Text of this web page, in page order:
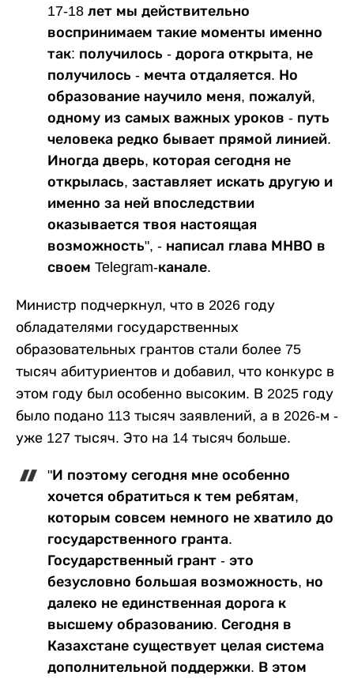
17-18 лет мы действительно
воспринимаем такие моменты именно
так: получилось - дорога открыта, не
получилось - мечта отдаляется. Но
образование научило меня, пожалуй,
одному из самых важных уроков - путь
человека редко бывает прямой линией.
Иногда дверь, которая сегодня не
открылась, заставляет искать другую и
именно за ней впоследствии
оказывается твоя настоящая
возможность", - написал глава МНВО в
своем Telegram-канале.
Министр подчеркнул, что в 2026 году
обладателями государственных
образовательных грантов стали более 75
тысяч абитуриентов и добавил, что конкурс в
этом году был особенно высоким. В 2025 году
было подано 113 тысяч заявлений, а в 2026-м -
уже 127 тысяч. Это на 14 тысяч больше.
"И поэтому сегодня мне особенно
хочется обратиться к тем ребятам,
которым совсем немного не хватило до
государственного гранта.
Государственный грант - это
безусловно большая возможность, но
далеко не единственная дорога к
высшему образованию. Сегодня в
Казахстане существует целая система
дополнительной поддержки. В этом